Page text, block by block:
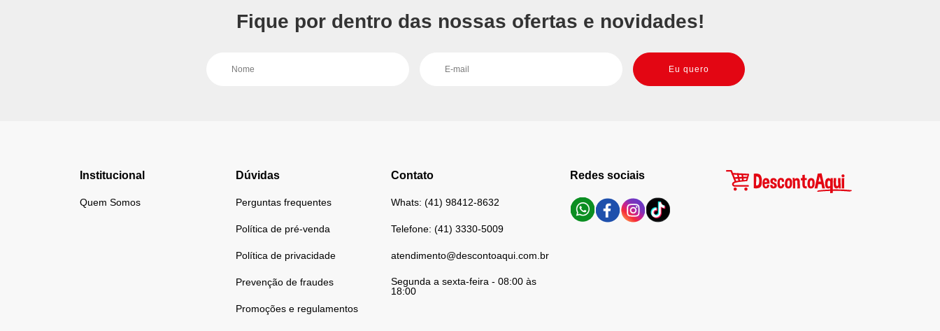
Fique por dentro das nossas ofertas e novidades!
Eu quero
Institucional
Quem Somos
Dúvidas
Perguntas frequentes
Política de pré-venda
Política de privacidade
Prevenção de fraudes
Promoções e regulamentos
Contato
Whats: (41) 98412-8632
Telefone: (41) 3330-5009
atendimento@descontoaqui.com.br
Segunda a sexta-feira - 08:00 às
18:00
Redes sociais